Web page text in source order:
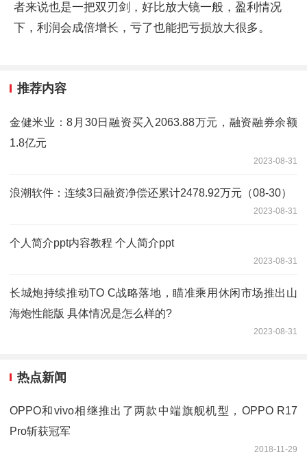
者来说也是一把双刃剑，好比放大镜一般，盈利情况
下，利润会成倍增长，亏了也能把亏损放大很多。
推荐内容
金健米业：8月30日融资买入2063.88万元，融资融券余额
1.8亿元
2023-08-31
浪潮软件：连续3日融资净偿还累计2478.92万元（08-30）
2023-08-31
个人简介ppt内容教程 个人简介ppt
2023-08-31
长城炮持续推动TO C战略落地，瞄准乘用休闲市场推出山
海炮性能版 具体情况是怎么样的?
2023-08-31
热点新闻
OPPO和vivo相继推出了两款中端旗舰机型，OPPO R17
Pro斩获冠军
2018-11-29